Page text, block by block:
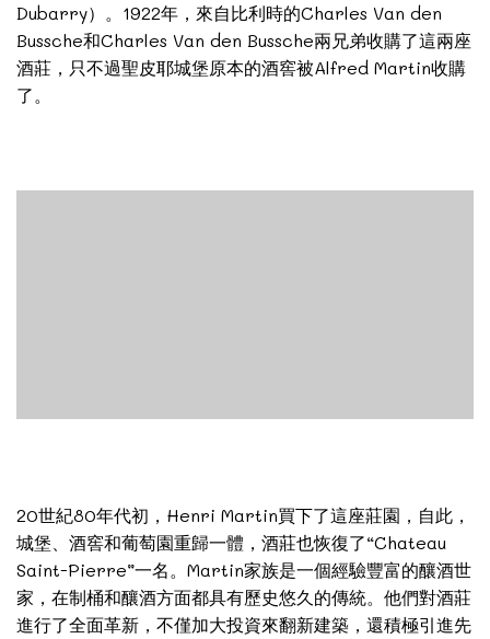
Dubarry）。1922年，來自比利時的Charles Van den
Bussche和Charles Van den Bussche兩兄弟收購了這兩座
酒莊，只不過聖皮耶城堡原本的酒窖被Alfred Martin收購
了。
20世紀80年代初，Henri Martin買下了這座莊園，自此，
城堡、酒窖和葡萄園重歸一體，酒莊也恢復了“Chateau
Saint-Pierre”一名。Martin家族是一個經驗豐富的釀酒世
家，在制桶和釀酒方面都具有歷史悠久的傳統。他們對酒莊
進行了全面革新，不僅加大投資來翻新建築，還積極引進先